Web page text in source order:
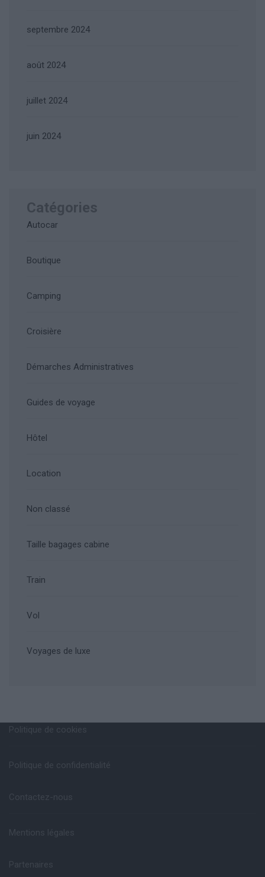
septembre 2024
août 2024
juillet 2024
juin 2024
Catégories
Autocar
Boutique
Camping
Croisière
Démarches Administratives
Guides de voyage
Hôtel
Location
Non classé
Taille bagages cabine
Train
Vol
Voyages de luxe